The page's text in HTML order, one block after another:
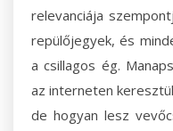
relevanciája
repülőjegyek, és
a csillagos ég.
az interneten
de hogyan lesz